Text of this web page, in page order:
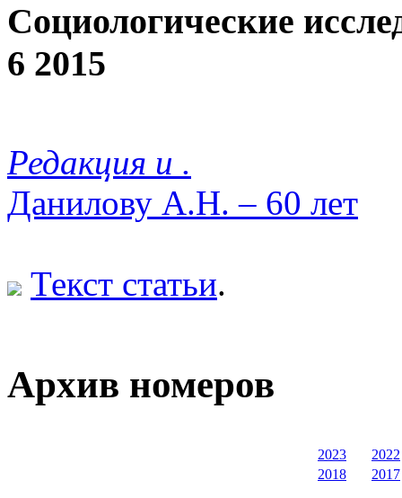
Социологические
6 2015
Редакция и .
Данилову А.Н. – 60 лет
Текст статьи.
Архив номеров
2023
2022
2018
2017